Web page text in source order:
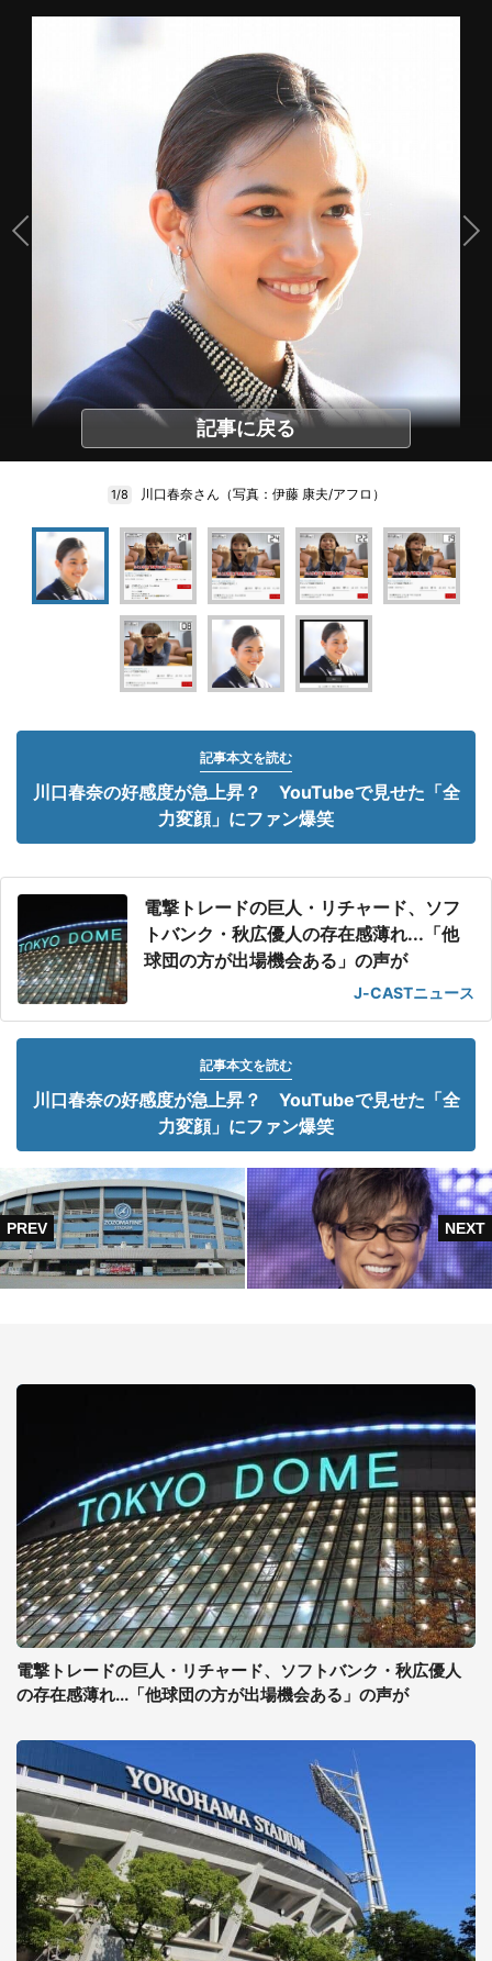
記事に戻る
1/8 川口春奈さん（写真：伊藤 康夫/アフロ）
記事本文を読む
川口春奈の好感度が急上昇？ YouTubeで見せた「全
力変顔」にファン爆笑
電撃トレードの巨人・リチャード、ソフ
トバンク・秋広優人の存在感薄れ...「他
球団の方が出場機会ある」の声が
J-CASTニュース
記事本文を読む
川口春奈の好感度が急上昇？ YouTubeで見せた「全
力変顔」にファン爆笑
電撃トレードの巨人・リチャード、ソフトバンク・秋広優人
の存在感薄れ...「他球団の方が出場機会ある」の声が